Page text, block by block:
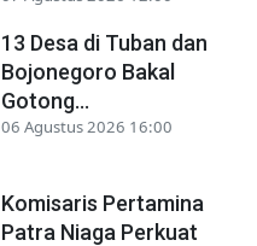
13 Desa di Tuban dan
Bojonegoro Bakal
Gotong...
06 Agustus 2026 16:00
Komisaris Pertamina
Patra Niaga Perkuat